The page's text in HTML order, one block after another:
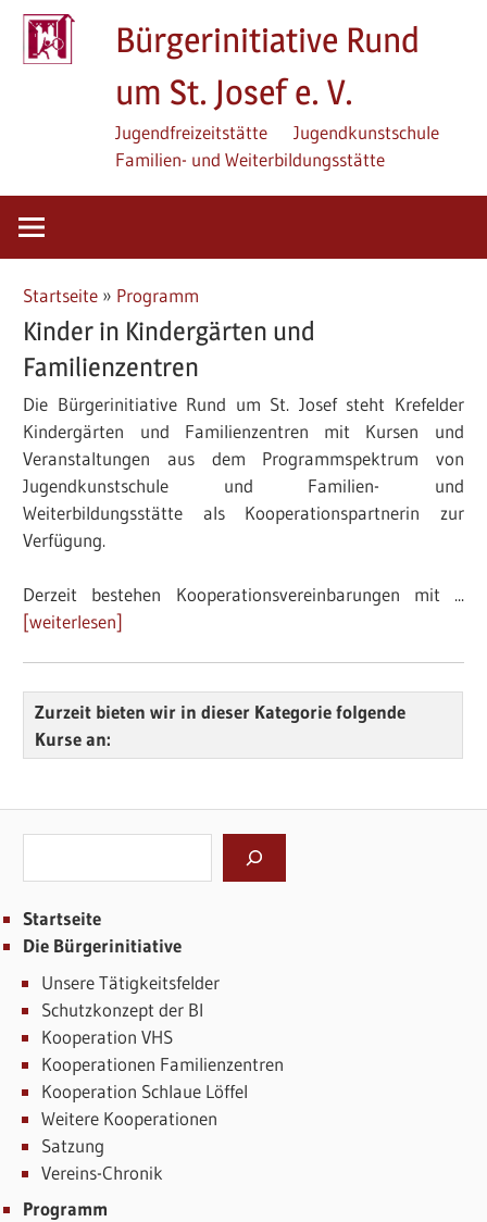
Zum
Inhalt
springen
Bürgerinitiative Rund
um St. Josef e. V.
Jugendfreizeitstätte
Jugendkunstschule
Familien- und Weiterbildungsstätte
Startseite » Programm
Kinder in Kindergärten und
Familienzentren
Die Bürgerinitiative Rund um St. Josef steht Krefelder
Kindergärten und Familienzentren mit Kursen und
Veranstaltungen aus dem Programmspektrum von
Jugendkunstschule und Familien- und
Weiterbildungsstätte als Kooperationspartnerin zur
Verfügung.
Derzeit bestehen Kooperationsvereinbarungen mit ...
[weiterlesen]
Zurzeit bieten wir in dieser Kategorie folgende
Kurse an:
Startseite
Die Bürgerinitiative
Unsere Tätigkeitsfelder
Schutzkonzept der BI
Kooperation VHS
Kooperationen Familienzentren
Kooperation Schlaue Löffel
Weitere Kooperationen
Satzung
Vereins-Chronik
Programm